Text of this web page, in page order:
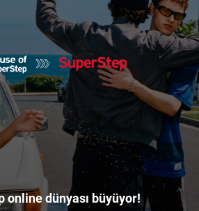
online dünyası büyüyor!